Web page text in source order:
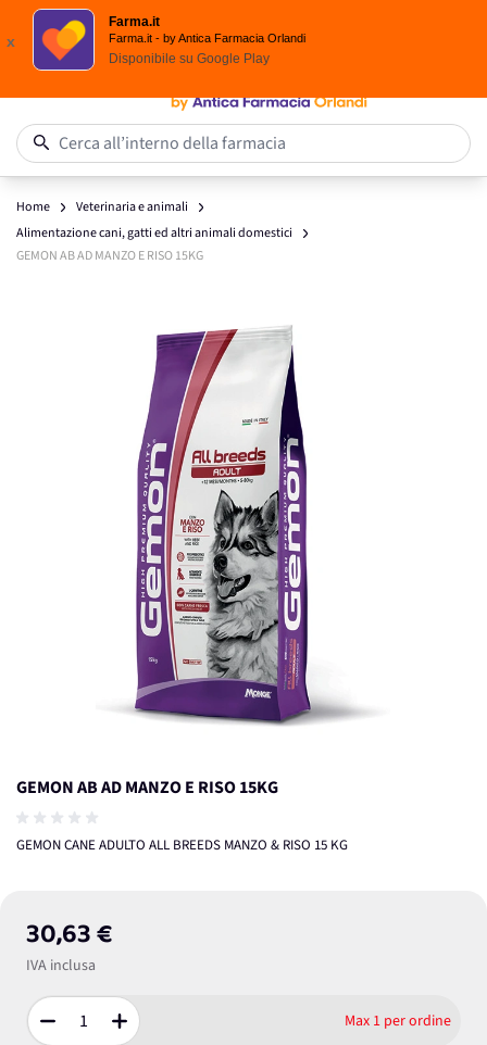
Spedizione
x
Farma.it
Farma.it - by Antica Farmacia Orlandi
Disponibile su Google Play
Salta al contenuto
Cerca all’interno della farmacia
Home
Veterinaria e animali
Alimentazione cani, gatti ed altri animali domestici
GEMON AB AD MANZO E RISO 15KG
GEMON AB AD MANZO E RISO 15KG
GEMON CANE ADULTO ALL BREEDS MANZO & RISO 15 KG
30,63 €
IVA inclusa
Quantità Max 1 per ordine